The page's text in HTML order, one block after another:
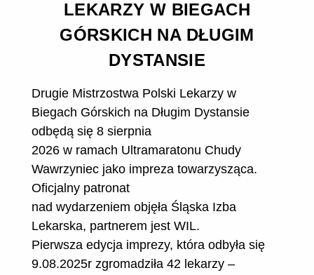
LEKARZY W BIEGACH
GÓRSKICH NA DŁUGIM
DYSTANSIE
Drugie Mistrzostwa Polski Lekarzy w
Biegach Górskich na Długim Dystansie
odbędą się 8 sierpnia
2026 w ramach Ultramaratonu Chudy
Wawrzyniec jako impreza towarzysząca.
Oficjalny patronat
nad wydarzeniem objęła Śląska Izba
Lekarska, partnerem jest WIL.
Pierwsza edycja imprezy, która odbyła się
9.08.2025r zgromadziła 42 lekarzy –